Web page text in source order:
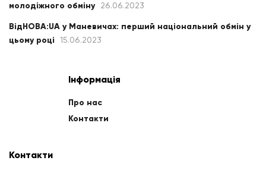
молодіжного обміну
26.06.2023
ВідНОВА:UA у Маневичах: перший національний обмін у
цьому році
15.06.2023
Інформація
Про нас
Контакти
Контакти